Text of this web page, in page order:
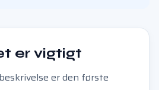
er vigtigt
er den første